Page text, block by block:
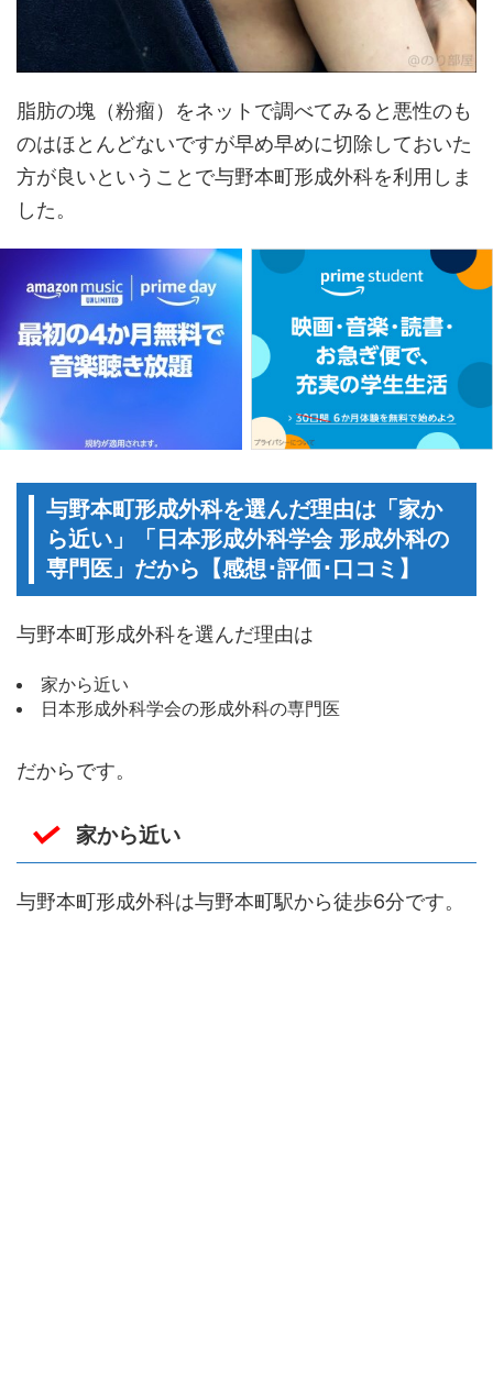
脂肪の塊（粉瘤）をネットで調べてみると悪性のも
のはほとんどないですが早め早めに切除しておいた
方が良いということで与野本町形成外科を利用しま
した。
与野本町形成外科を選んだ理由は「家か
ら近い」「日本形成外科学会 形成外科の
専門医」だから【感想･評価･口コミ】
与野本町形成外科を選んだ理由は
家から近い
日本形成外科学会の形成外科の専門医
だからです。
家から近い
与野本町形成外科は与野本町駅から徒歩6分です。